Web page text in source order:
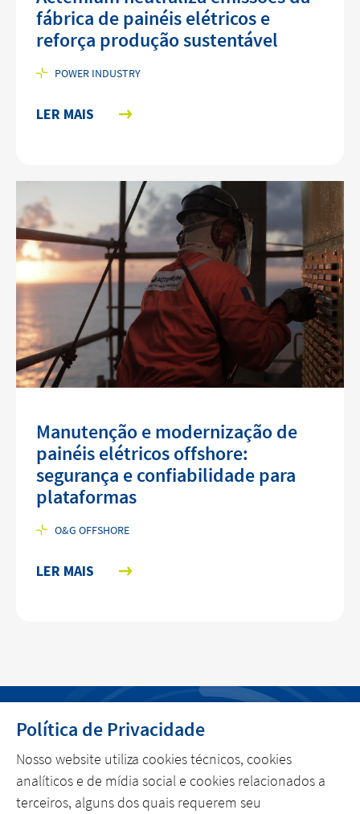
POWER INDUSTRY
fábrica de painéis elétricos e
reforça produção sustentável
LER MAIS
O&G OFFSHORE
Manutenção e modernização de
painéis elétricos offshore:
segurança e confiabilidade para
plataformas
LER MAIS
Política de Privacidade
Nosso website utiliza cookies técnicos, cookies
analíticos e de mídia social e cookies relacionados a
terceiros, alguns dos quais requerem seu